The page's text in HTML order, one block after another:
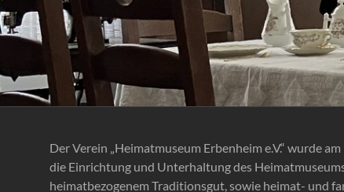
Der Verein „Heimatmuseum Erbenheim e.V.“ wurde
die Einrichtung und Unterhaltung des
heimatbezogenem Traditionsgut, sowie heimat- und